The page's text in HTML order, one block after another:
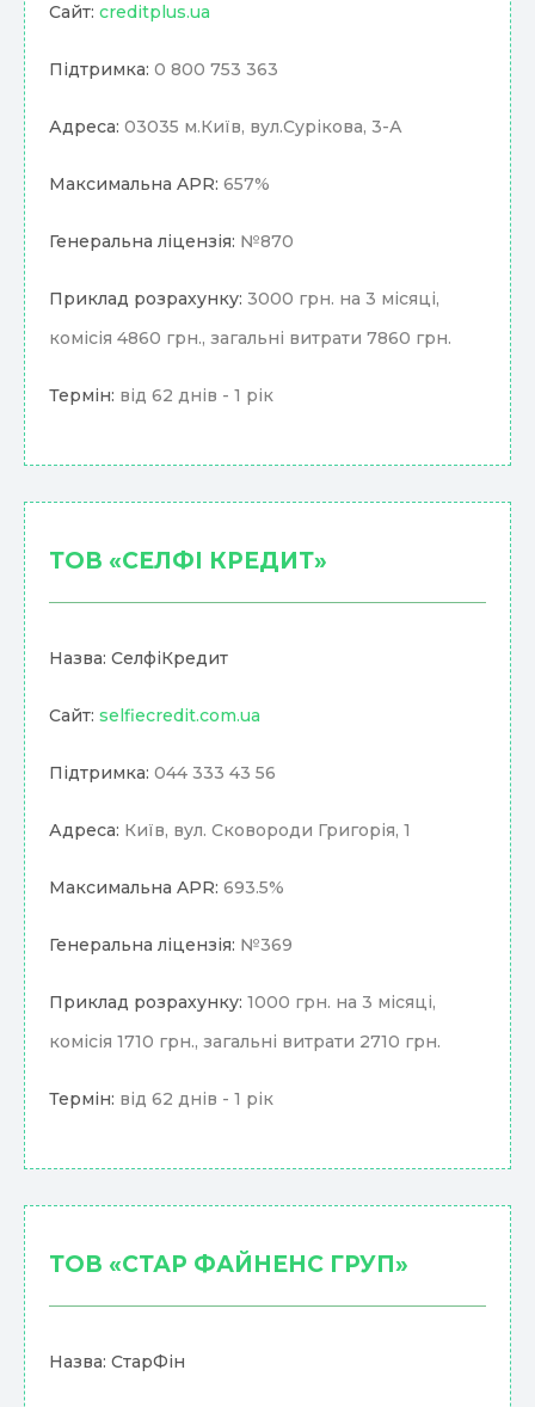
Сайт: creditplus.ua
Підтримка: 0 800 753 363
Адреса: 03035 м.Київ, вул.Сурікова, 3-А
Максимальна APR: 657%
Генеральна ліцензія: №870
Приклад розрахунку: 3000 грн. на 3 місяці,
комісія 4860 грн., загальні витрати 7860 грн.
Термін: від 62 днів - 1 рік
ТОВ «СЕЛФІ КРЕДИТ»
Назва: СелфіКредит
Сайт: selfiecredit.com.ua
Підтримка: 044 333 43 56
Адреса: Київ, вул. Сковороди Григорія, 1
Максимальна APR: 693.5%
Генеральна ліцензія: №369
Приклад розрахунку: 1000 грн. на 3 місяці,
комісія 1710 грн., загальні витрати 2710 грн.
Термін: від 62 днів - 1 рік
ТОВ «СТАР ФАЙНЕНС ГРУП»
Назва: СтарФін